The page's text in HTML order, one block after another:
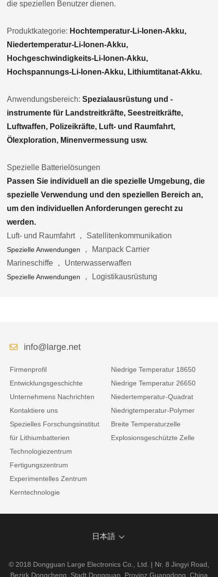
die speziellen Benutzer dienen.
Produktkategorie: Hochtemperatur-Li-Ionen-Akku,
Niedertemperatur-Li-Ionen-Akku,
Hochgeschwindigkeits-Li-Ionen-Akku,
Hochspannungs-Li-Ionen-Akku, Lithiumtitanat-Akku.
Anwendungsbereich: Spezialausrüstung und -
instrumente für Landstreitkräfte, Seestreitkräfte,
Luftwaffen, Polizeikräfte, Luft- und Raumfahrt,
Ölexploration, Minenvermessung usw.
Spezielle Batterielösungen
Passen Sie individuell an die spezielle Umgebung, die
spezielle Verwendung und den speziellen Bereich an,
um den individuellen Anforderungen gerecht zu
werden.
Luft- und Raumfahrt ， Satellitenkommunikation
Spezielle Anwendungen ， Manpack Carrier
Marineschiffe ， Unterwasserwaffen
Spezielle Anwendungen ， Logistikausrüstung
info@large.net
Firmenprofil
Entwicklungsgeschichte
Unternehmens Nachrichten
Kontaktiere uns
Spezielles Forschungsinstitut
für Lithiumbatterien
Technologiezentrum
Fertigungszentrum
Experimentelles Zentrum
Kerntechnologie
Niedrige Temperatur 18650
Niedrige Temperatur 26650
Niedertemperatur-Quadrat
Niedrigtemperatur-Polymer
Breite Temperaturzelle
Explosionsgeschützte Zelle
日本語
© 2018 Dongguan Large Electronics Co., Ltd. | Nr. 8 Jingyi Road,
Bezirk Dongcheng, Stadt Dongguan, Provinz Guangdong, China